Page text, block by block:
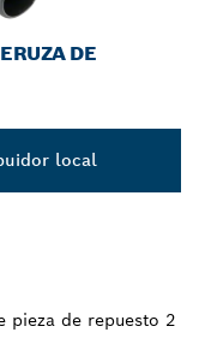
DE
local
pieza de repuesto 2